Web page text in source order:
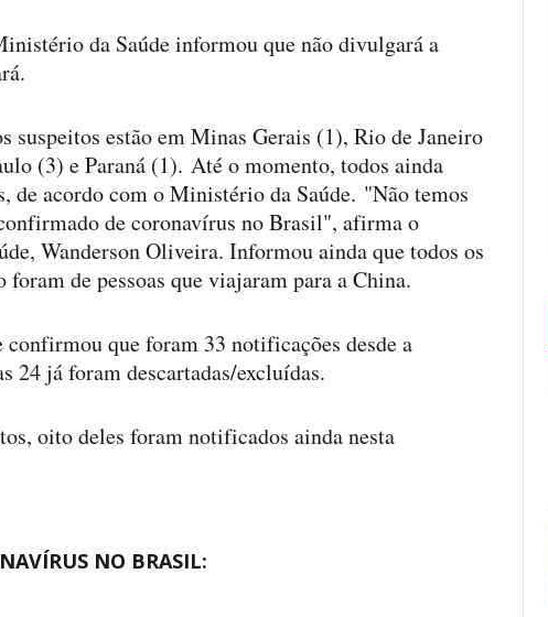
da Saúde informou que não divulgará a
suspeitos estão em Minas Gerais (1), Rio de Janeiro
(3) e Paraná (1). Até o momento, todos ainda
de acordo com o Ministério da Saúde. "Não temos
de coronavírus no Brasil", afirma o
Wanderson Oliveira. Informou ainda que todos os
foram de pessoas que viajaram para a China.
que foram 33 notificações desde a
24 já foram descartadas/excluídas.
oito deles foram notificados ainda nesta
NO BRASIL: